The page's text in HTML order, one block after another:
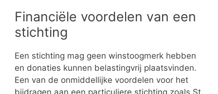
Financiële voordelen van een
stichting
Een stichting mag geen winstoogmerk hebben
en donaties kunnen belastingvrij plaatsvinden.
Een van de onmiddellijke voordelen voor het
bijdragen aan een particuliere stichting zoals St.